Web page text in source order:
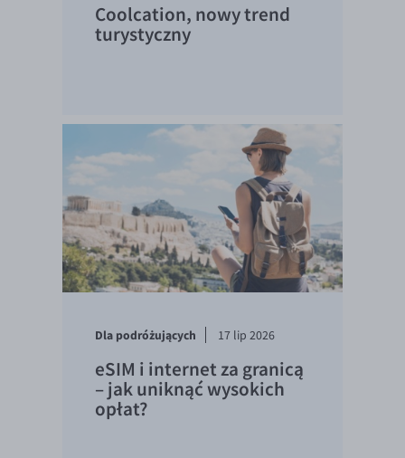
Coolcation, nowy trend
turystyczny
Dla podróżujących 17 lip 2026
eSIM i internet za granicą
– jak uniknąć wysokich
opłat?